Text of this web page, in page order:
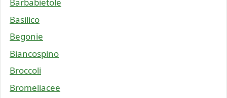
Barbabietole
Basilico
Begonie
Biancospino
Broccoli
Bromeliacee